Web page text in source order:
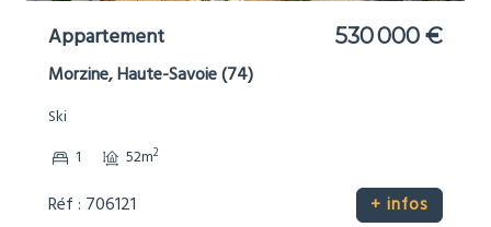
Appartement 655 000 €
Morzine, Haute-Savoie (74)
Ski
2
61m2
Réf : 706122 + infos